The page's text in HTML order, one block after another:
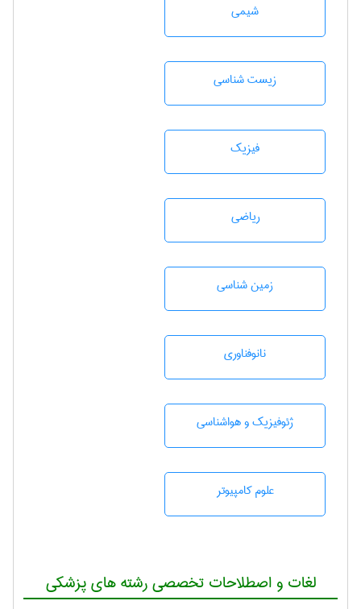
شيمی
زيست شناسی
فیزیک
رياضی
زمين شناسی
نانوفناوری
ژئوفيزيك و هواشناسی
علوم کامپیوتر
لغات و اصطلاحات تخصصی رشته های پزشکی